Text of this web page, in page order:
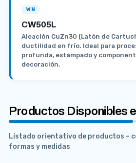
WN
CW505L
Aleación CuZn30 (Latón de
ductilidad en frío. Ideal para
profunda, estampado y
decoración.
Productos Disponibles
Listado orientativo de productos –
formas y medidas